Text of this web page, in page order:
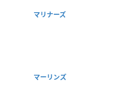
マリナーズ
マーリンズ